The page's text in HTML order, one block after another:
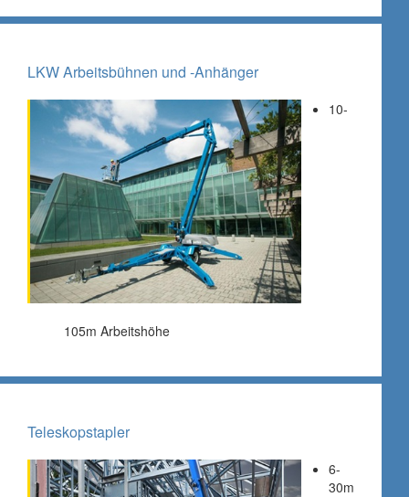
LKW Arbeitsbühnen und -Anhänger
10-
105m Arbeitshöhe
Teleskopstapler
6-
30m